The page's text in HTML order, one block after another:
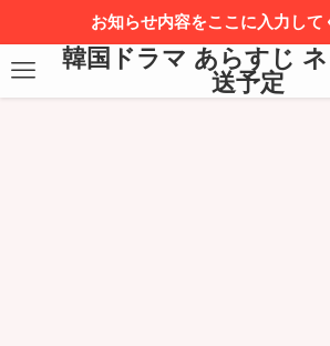
お知らせ内容をここに入力して
韓国ドラマ あらすじ
送予定